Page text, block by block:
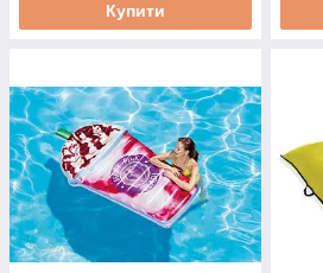
Купити